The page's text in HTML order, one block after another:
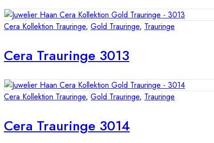
Cera Kollektion Trauringe, Gold Trauringe, Trauringe
Cera Trauringe 3013
Cera Kollektion Trauringe, Gold Trauringe, Trauringe
Cera Trauringe 3014